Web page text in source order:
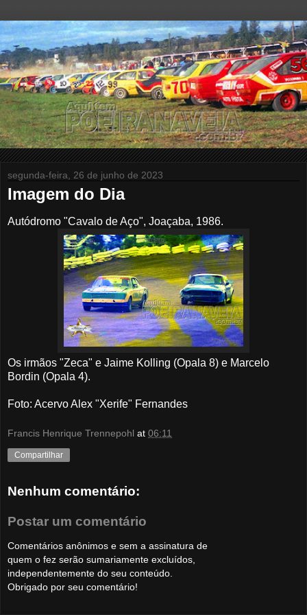
segunda-feira, 26 de junho de 2023
Imagem do Dia
Autódromo "Cavalo de Aço", Joaçaba, 1986.
Os irmãos "Zeca" e Jaime Kolling (Opala 8) e Marcelo
Bordin (Opala 4).
Foto: Acervo Alex "Xerife" Fernandes
Francis Henrique Trennepohl at 06:11
Compartilhar
Nenhum comentário:
Postar um comentário
Comentários anônimos e sem a assinatura de
quem o fez serão sumariamente excluídos,
independentemente do seu conteúdo.
Obrigado por seu comentário!